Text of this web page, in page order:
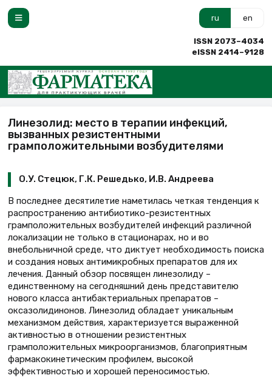
ru en
ISSN 2073–4034
eISSN 2414–9128
Линезолид: место в терапии инфекций,
вызванных резистентными
грамположительными возбудителями
О.У. Стецюк, Г.К. Решедько, И.В. Андреева
В последнее десятилетие наметилась четкая тенденция к
распространению антибиотико-резистентных
грамположительных возбудителей инфекций различной
локализации не только в стационарах, но и во
внебольничной среде, что диктует необходимость поиска
и создания новых антимикробных препаратов для их
лечения. Данный обзор посвящен линезолиду –
единственному на сегодняшний день представителю
нового класса антибактериальных препаратов –
оксазолидинонов. Линезолид обладает уникальным
механизмом действия, характеризуется выраженной
активностью в отношении резистентных
грамположительных микроорганизмов, благоприятным
фармакокинетическим профилем, высокой
эффективностью и хорошей переносимостью.